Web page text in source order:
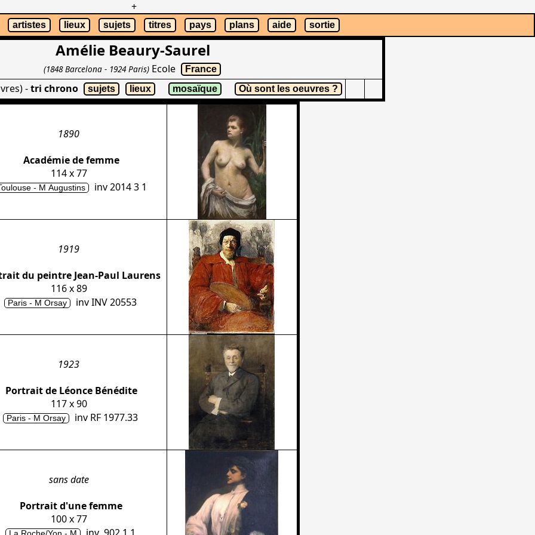
+
artistes lieux sujets titres pays plans aide sortie
Amélie Beaury-Saurel
(1848 Barcelona - 1924 Paris) Ecole France
-tri chrono sujets lieux mosaïque Où sont les oeuvres ?
1890
Académie de femme
114 x 77
- M Augustins inv 2014 3 1
1919
du peintre Jean-Paul Laurens
116 x 89
Paris - M Orsay inv INV 20553
1923
Portrait de Léonce Bénédite
117 x 90
Paris - M Orsay inv RF 1977.33
sans date
Portrait d'une femme
100 x 77